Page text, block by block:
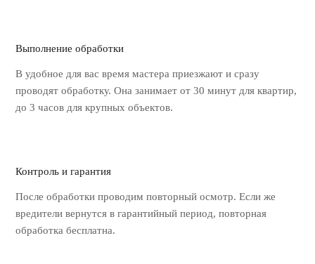
Выполнение обработки
В удобное для вас время мастера приезжают и сразу
проводят обработку. Она занимает от 30 минут для квартир,
до 3 часов для крупных объектов.
Контроль и гарантия
После обработки проводим повторный осмотр. Если же
вредители вернутся в гарантийный период, повторная
обработка бесплатна.